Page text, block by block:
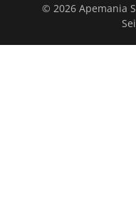
© 2026 Apemania